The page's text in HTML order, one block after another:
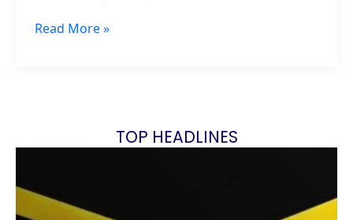
Read More »
TOP HEADLINES